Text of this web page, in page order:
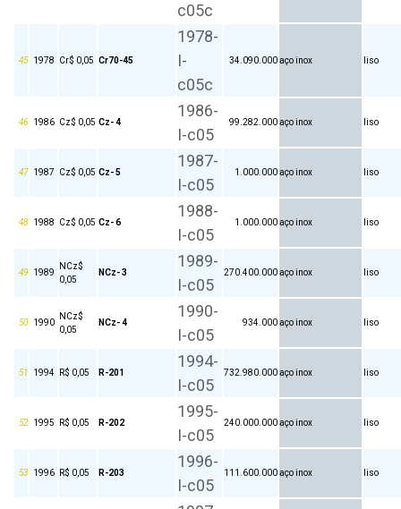
c05c
45 1978 Cr$ 0,05 Cr70-45
1978-
I-
c05c
34.090.000aço inox liso
46 1986 Cz$ 0,05 Cz- 4
1986-
I-c05
99.282.000aço inox liso
47 1987 Cz$ 0,05 Cz- 5
1987-
I-c05
1.000.000aço inox liso
48 1988 Cz$ 0,05 Cz- 6
1988-
I-c05
1.000.000aço inox liso
49 1989
NCz$
0,05
NCz- 3
1989-
I-c05
270.400.000aço inox liso
50 1990
NCz$
0,05
NCz- 4
1990-
I-c05
934.000aço inox liso
51 1994 R$ 0,05 R-201
1994-
I-c05
732.980.000aço inox liso
52 1995 R$ 0,05 R-202
1995-
I-c05
240.000.000aço inox liso
53 1996 R$ 0,05 R-203
1996-
I-c05
111.600.000aço inox liso